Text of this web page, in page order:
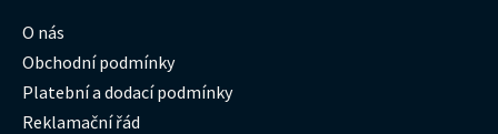
O nás
Obchodní podmínky
Platební a dodací podmínky
Reklamační řád